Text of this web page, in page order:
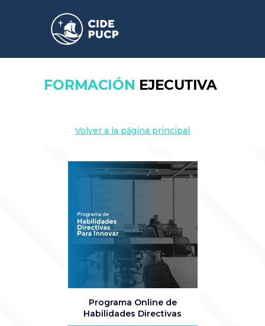
Programa Online de
Habilidades Directivas
FORMACIÓN EJECUTIVA
Volver a la página principal